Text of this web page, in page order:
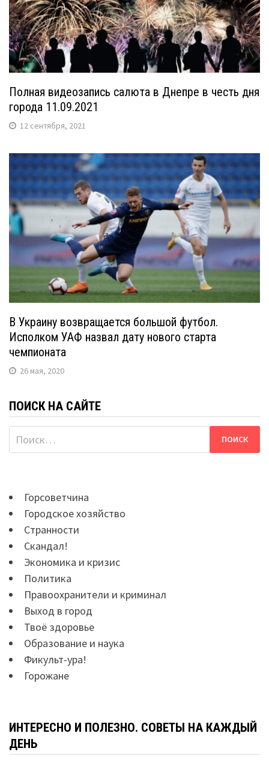
Полная видеозапись салюта в Днепре в честь дня
города 11.09.2021
12 сентября, 2021
В Украину возвращается большой футбол.
Исполком УАФ назвал дату нового старта
чемпионата
26 мая, 2020
ПОИСК НА САЙТЕ
Найти:
Горсоветчина
Городское хозяйство
Странности
Скандал!
Экономика и кризис
Политика
Правоохранители и криминал
Выход в город
Твоё здоровье
Образование и наука
Фикульт-ура!
Горожане
ИНТЕРЕСНО И ПОЛЕЗНО. СОВЕТЫ НА КАЖДЫЙ
ДЕНЬ